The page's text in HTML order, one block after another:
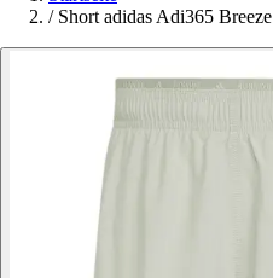
/ Short adidas Adi365 Breeze